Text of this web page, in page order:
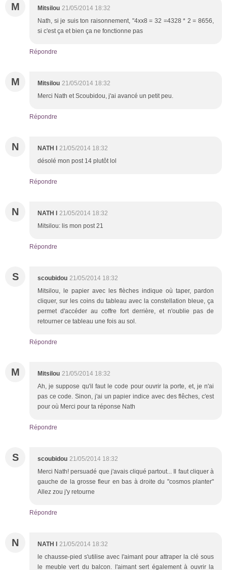
M Mitsilou 21/05/2014 18:32
Nath, si je suis ton raisonnement, "4xx8 = 32 =4328 * 2 = 8656,
si c'est ça et bien ça ne fonctionne pas
Répondre
M Mitsilou 21/05/2014 18:32
Merci Nath et Scoubidou, j'ai avancé un petit peu.
Répondre
N NATH l 21/05/2014 18:32
désolé mon post 14 plutôt lol
Répondre
N NATH l 21/05/2014 18:32
Mitsilou: lis mon post 21
Répondre
S scoubidou 21/05/2014 18:32
Mitsilou, le papier avec les flèches indique où taper, pardon
cliquer, sur les coins du tableau avec la constellation bleue, ça
permet d'accéder au coffre fort derrière, et n'oublie pas de
retourner ce tableau une fois au sol.
Répondre
M Mitsilou 21/05/2014 18:32
Ah, je suppose qu'il faut le code pour ouvrir la porte, et, je n'ai
pas ce code. Sinon, j'ai un papier indice avec des flêches, c'est
pour où Merci pour ta réponse Nath
Répondre
S scoubidou 21/05/2014 18:32
Merci Nath! persuadé que j'avais cliqué partout... Il faut cliquer à
gauche de la grosse fleur en bas à droite du "cosmos planter"
Allez zou j'y retourne
Répondre
N NATH l 21/05/2014 18:32
le chausse-pied s'utilise avec l'aimant pour attraper la clé sous
le meuble vert du balcon. l'aimant sert également à ouvrir la